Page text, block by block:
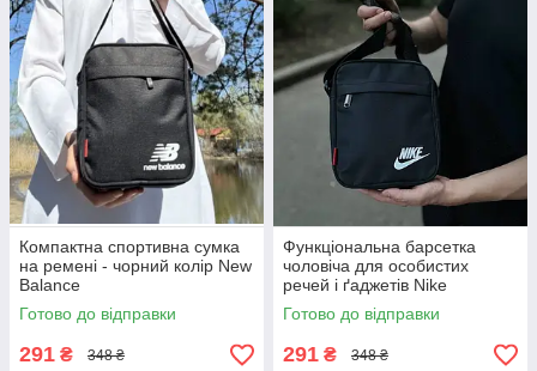
Компактна спортивна сумка
на ремені - чорний колір New
Balance
Готово до відправки
291 ₴ 348 ₴
Функціональна барсетка
чоловіча для особистих
речей і ґаджетів Nike
Готово до відправки
291 ₴ 348 ₴